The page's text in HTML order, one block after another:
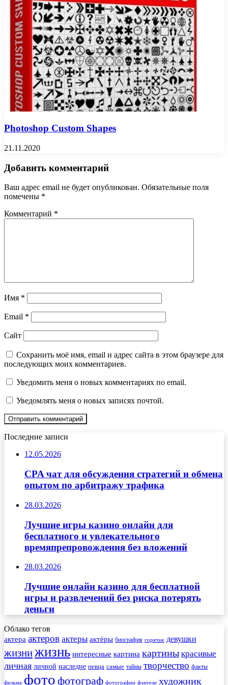
Photoshop Custom Shapes
21.11.2020
Добавить комментарий
Ваш адрес email не будет опубликован. Обязательные поля
помечены *
Комментарий *
Имя *
Email *
Сайт
Сохранить моё имя, email и адрес сайта в этом браузере для
последующих моих комментариев.
Уведомить меня о новых комментариях по email.
Уведомлять меня о новых записях почтой.
Последние записи
12.05.2026
CPA чат для обсуждения стратегий и обмена
опытом по арбитражу трафика
28.03.2026
Лучшие игры казино онлайн для
бесплатного и увлекательного
времяпрепровождения без вложений
28.03.2026
Лучшие онлайн казино для бесплатной
игры и развлечений без риска потерять
деньги
Облако тегов
актера актеров актеры актёры биография горячие девушки
жизнижизнь интересные картина картины красивые
личная личной наследие певца самые тайны творчество факты
фильма фото фотограф фотографии фэнтези художник